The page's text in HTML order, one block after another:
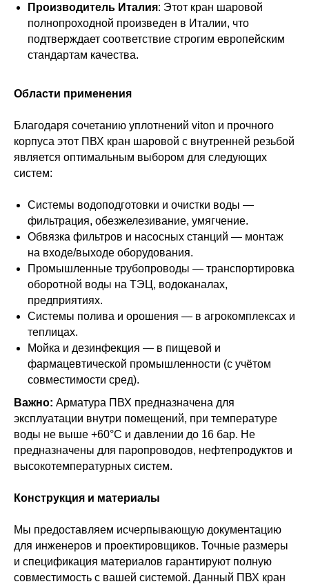
Производитель Италия: Этот кран шаровой
полнопроходной произведен в Италии, что
подтверждает соответствие строгим европейским
стандартам качества.
Области применения
Благодаря сочетанию уплотнений viton и прочного
корпуса этот ПВХ кран шаровой с внутренней резьбой
является оптимальным выбором для следующих
систем:
Системы водоподготовки и очистки воды —
фильтрация, обезжелезивание, умягчение.
Обвязка фильтров и насосных станций — монтаж
на входе/выходе оборудования.
Промышленные трубопроводы — транспортировка
оборотной воды на ТЭЦ, водоканалах,
предприятиях.
Системы полива и орошения — в агрокомплексах и
теплицах.
Мойка и дезинфекция — в пищевой и
фармацевтической промышленности (с учётом
совместимости сред).
Важно: Арматура ПВХ предназначена для
эксплуатации внутри помещений, при температуре
воды не выше +60°C и давлении до 16 бар. Не
предназначены для паропроводов, нефтепродуктов и
высокотемпературных систем.
Конструкция и материалы
Мы предоставляем исчерпывающую документацию
для инженеров и проектировщиков. Точные размеры
и спецификация материалов гарантируют полную
совместимость с вашей системой. Данный ПВХ кран